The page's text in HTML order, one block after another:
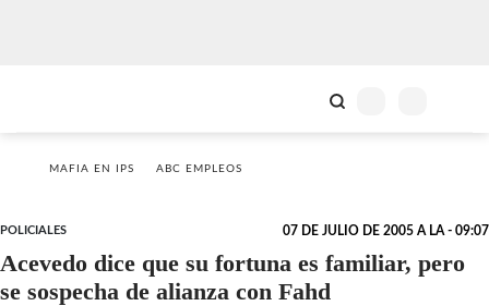
MAFIA EN IPS ABC EMPLEOS
POLICIALES 07 DE JULIO DE 2005 A LA - 09:07
Acevedo dice que su fortuna es familiar, pero
se sospecha de alianza con Fahd